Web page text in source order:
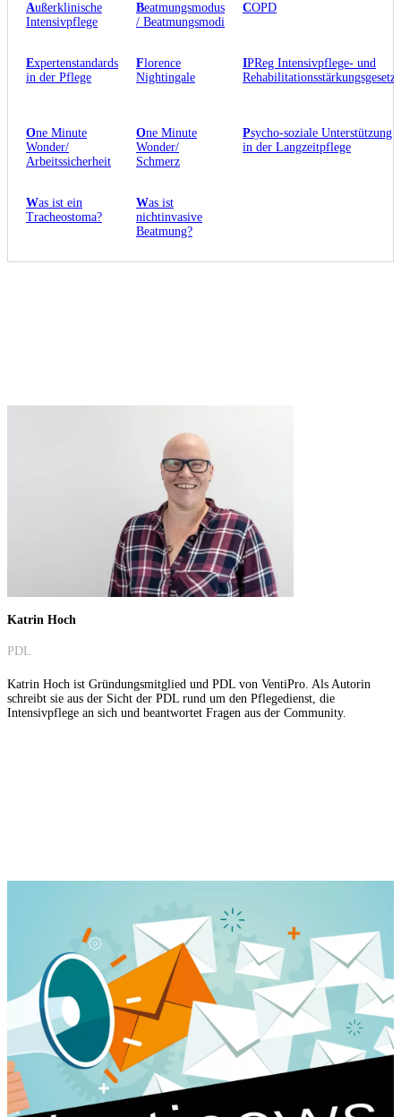
Home
Außerklinische
Intensivpflege
Beatmungsmodus
/ Beatmungsmodi
COPD
Expertenstandards
in der Pflege
Florence
Nightingale
IPReg Intensivpflege- und
Rehabilitationsstärkungsgesetz
One Minute
Wonder/
Arbeitssicherheit
One Minute
Wonder/
Schmerz
Psycho-soziale Unterstützung
in der Langzeitpflege
Was ist ein
Tracheostoma?
Was ist
nichtinvasive
Beatmung?
Katrin Hoch
PDL
Katrin Hoch ist Gründungsmitglied und PDL von VentiPro. Als Autorin
schreibt sie aus der Sicht der PDL rund um den Pflegedienst, die
Intensivpflege an sich und beantwortet Fragen aus der Community.